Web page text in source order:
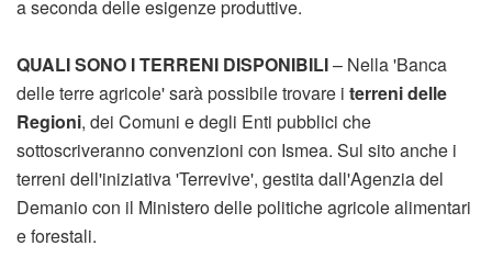
a seconda delle esigenze produttive.
QUALI SONO I TERRENI DISPONIBILI– Nella 'Banca
delle terre agricole' sarà possibile trovare i terreni delle
Regioni, dei Comuni e degli Enti pubblici che
sottoscriveranno convenzioni con Ismea. Sul sito anche i
terreni dell'iniziativa 'Terrevive', gestita dall'Agenzia del
Demanio con il Ministero delle politiche agricole alimentari
e forestali.